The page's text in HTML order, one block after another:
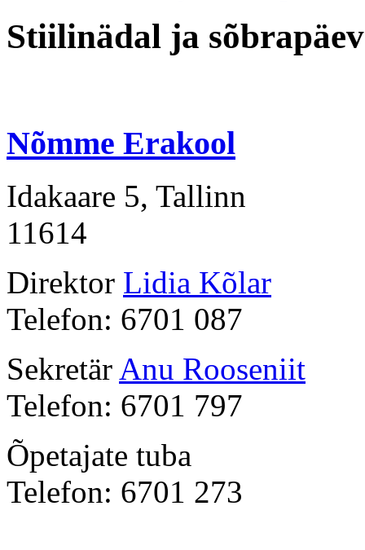
Stiilinädal ja sõbrapäev
Nõmme Erakool
Idakaare 5, Tallinn
11614
Direktor Lidia Kõlar
Telefon: 6701 087
Sekretär Anu Rooseniit
Telefon: 6701 797
Õpetajate tuba
Telefon: 6701 273